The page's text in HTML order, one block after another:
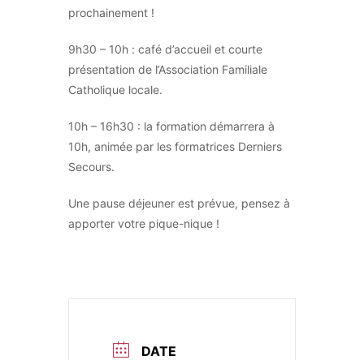
prochainement !
9h30 – 10h : café d’accueil et courte
présentation de l’Association Familiale
Catholique locale.
10h – 16h30 : la formation démarrera à
10h, animée par les formatrices Derniers
Secours.
Une pause déjeuner est prévue, pensez à
apporter votre pique-nique !
DATE